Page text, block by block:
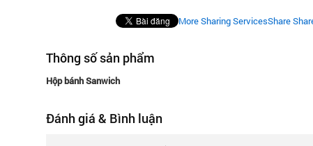
More Sharing ServicesShare
Thông số sản phẩm
Hộp bánh Sanwich
Đánh giá & Bình luận